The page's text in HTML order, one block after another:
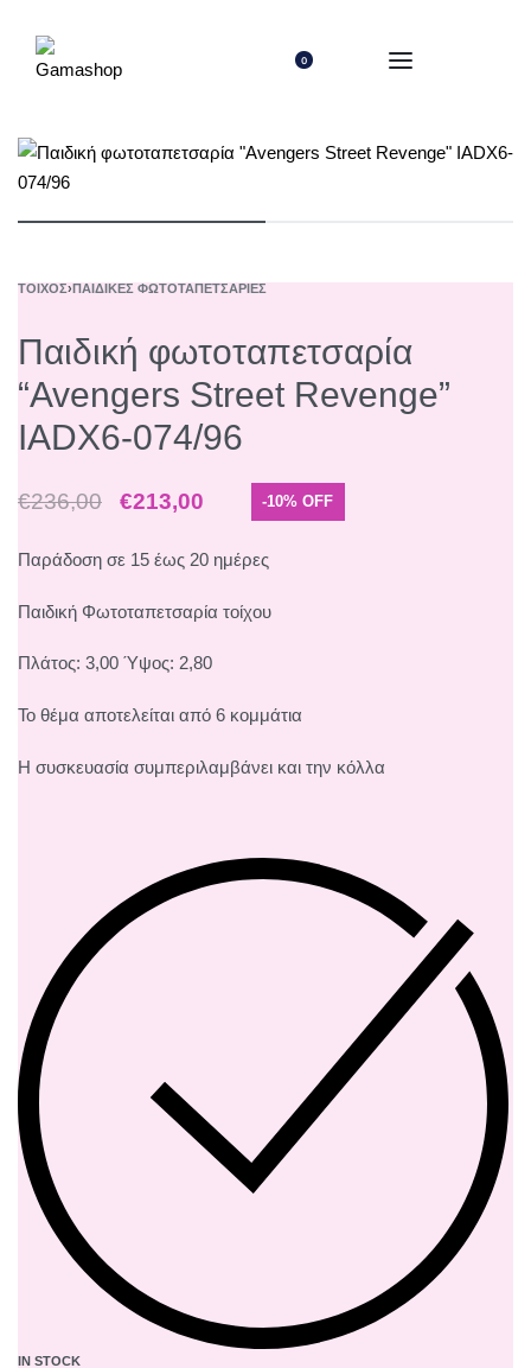
0
ΤΟΊΧΟΣ›ΠΑΙΔΙΚΈΣ ΦΩΤΟΤΑΠΕΤΣΑΡΊΕΣ
Παιδική φωτοταπετσαρία
“Avengers Street Revenge”
IADX6-074/96
€236,00 €213,00 -10% OFF
Παράδοση σε 15 έως 20 ημέρες
Παιδική Φωτοταπετσαρία τοίχου
Πλάτος: 3,00 Ύψος: 2,80
Το θέμα αποτελείται από 6 κομμάτια
Η συσκευασία συμπεριλαμβάνει και την κόλλα
IN STOCK